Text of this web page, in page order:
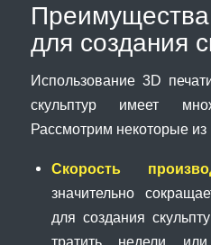
для создания
Использование 3D
скульптур имеет
Рассмотрим некоторые из
Скорость
значительно
для создания
тратить недели